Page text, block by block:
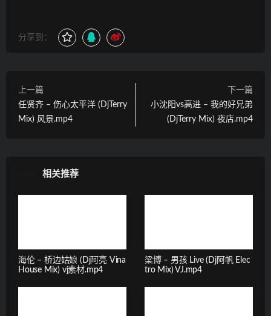
分享到：
上一篇
任贤齐 – 伤心太平洋 (DjTerry
Mix) 风景.mp4
下一篇
小沈阳vs高进 – 我的好兄弟
(DjTerry Mix) 夜店.mp4
相关推荐
海伦 – 桥边姑娘 (Dj阿亮 Vina
House Mix) vj素材.mp4
梁博 – 男孩 Live (Dj阿帆 Elec
tro Mix) VJ.mp4